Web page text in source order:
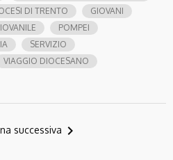
DI TRENTO
GIOVANI
POMPEI
SERVIZIO
VIAGGIO DIOCESANO
successiva navigate_next